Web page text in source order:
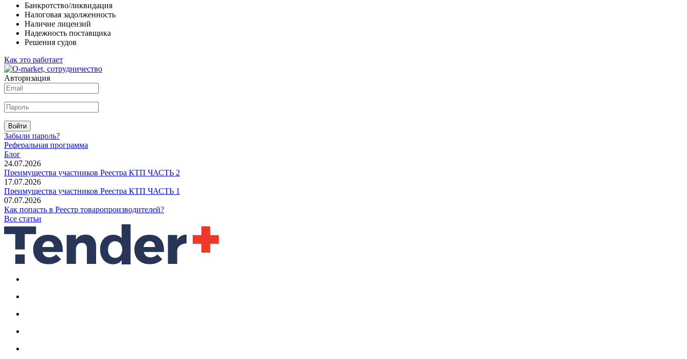
Банкротство/ликвидация
Налоговая задолженность
Наличие лицензий
Надежность поставщика
Решения судов
Как это работает
Авторизация
Войти
Забыли пароль?
Реферальная программа
Блог
24.07.2026
Преимущества участников Реестра КТП ЧАСТЬ 2
17.07.2026
Преимущества участников Реестра КТП ЧАСТЬ 1
07.07.2026
Как попасть в Реестр товаропроизводителей?
Все статьи